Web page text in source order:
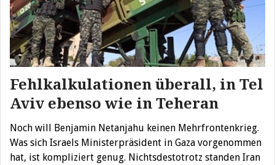
Fehlkalkulationen überall, in Tel
Aviv ebenso wie in Teheran
Noch will Benjamin Netanjahu keinen Mehrfrontenkrieg.
Was sich Israels Ministerpräsident in Gaza vorgenommen
hat, ist kompliziert genug. Nichtsdestotrotz standen Iran